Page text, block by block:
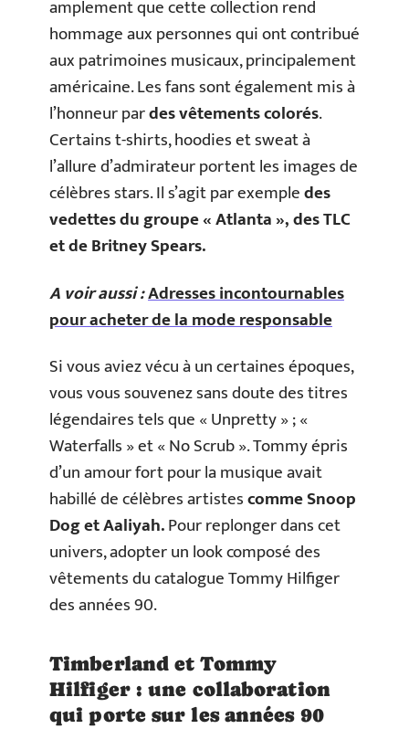
amplement que cette collection rend
hommage aux personnes qui ont contribué
aux patrimoines musicaux, principalement
américaine. Les fans sont également mis à
l’honneur pardes vêtements colorés.
Certains t-shirts, hoodies et sweat à
l’allure d’admirateur portent les images de
célèbres stars. Il s’agit par exempledes
vedettes du groupe « Atlanta », des TLC
et de Britney Spears.
A voir aussi :Adresses incontournables
pour acheter de la mode responsable
Si vous aviez vécu à un certaines époques,
vous vous souvenez sans doute des titres
légendaires tels que « Unpretty » ; «
Waterfalls » et « No Scrub ». Tommy épris
d’un amour fort pour la musique avait
habillé de célèbres artistescomme Snoop
Dog et Aaliyah.Pour replonger dans cet
univers, adopter un look composé des
vêtements du catalogue Tommy Hilfiger
des années 90.
Timberland et Tommy
Hilfiger : une collaboration
qui porte sur les années 90